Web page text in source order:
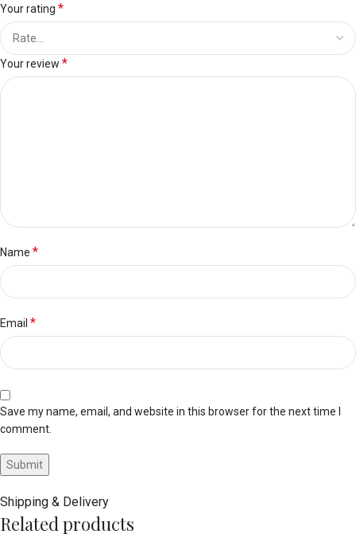
Your rating *
Your review *
Name *
Email *
Save my name, email, and website in this browser for the next time I
comment.
Shipping & Delivery
Related products